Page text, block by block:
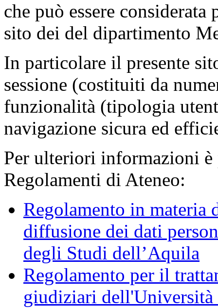
che può essere
sito dei del dipartimento
In particolare il presente
sessione (costituiti da
funzionalità (tipologia
navigazione sicura ed
Per ulteriori informazioni è
Regolamenti di Ateneo:
Regolamento in materia
diffusione dei dati
degli Studi dell’Aquila
Regolamento per il
giudiziari